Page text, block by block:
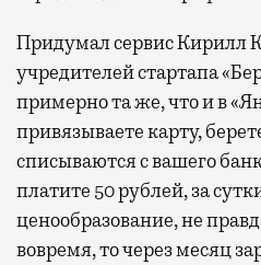
Придумал сервис Кирилл
учредителей стартапа
примерно та же, что и в
привязываете карту,
списываются с вашего
платите 50 рублей, за
ценообразование, не
вовремя, то через месяц